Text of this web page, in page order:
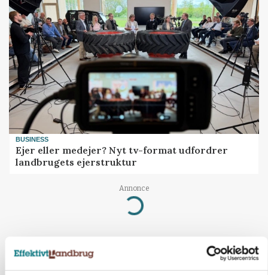
BUSINESS
Ejer eller medejer? Nyt tv-format udfordrer
landbrugets ejerstruktur
Annonce
Loading...